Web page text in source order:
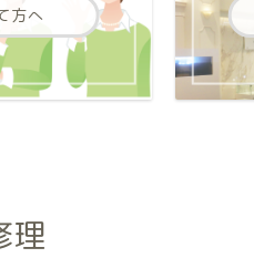
方へ
理